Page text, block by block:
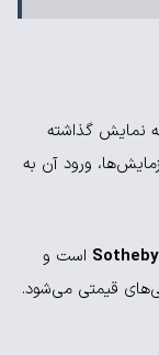
نمایش گذاشته
ورود آن به
است و